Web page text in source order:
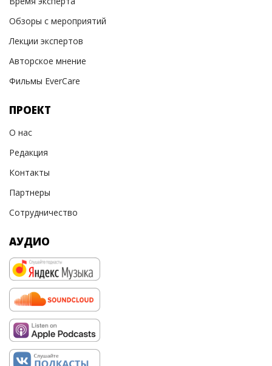
Обзоры с мероприятий
Лекции экспертов
Авторское мнение
Фильмы EverCare
ПРОЕКТ
О нас
Редакция
Контакты
Партнеры
Сотрудничество
АУДИО